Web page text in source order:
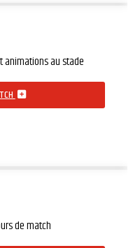
animations au stade
de match